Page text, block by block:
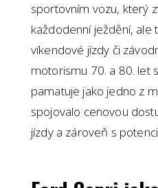
sportovním vozu, který
každodenní ježdění, ale
víkendové jízdy či
motorismu 70. a 80. let
pamatuje jako jedno z
spojovalo cenovou
jízdy a zároveň s